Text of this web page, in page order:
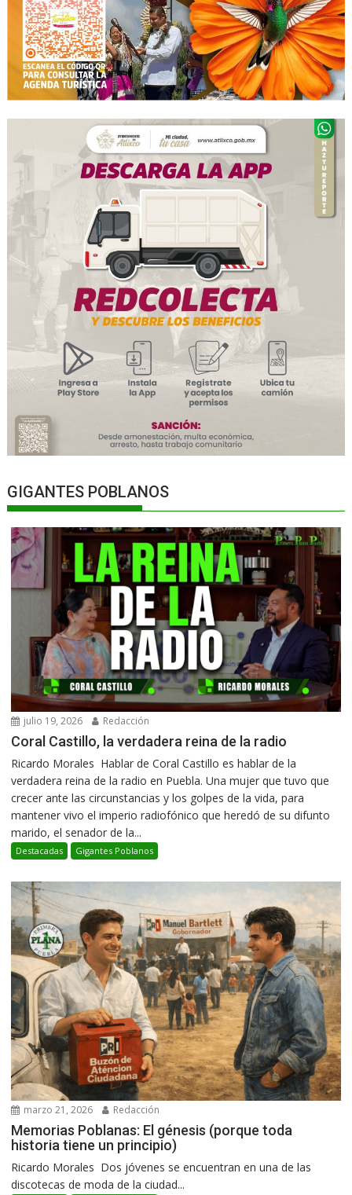
GIGANTES POBLANOS
julio 19, 2026 Redacción
Coral Castillo, la verdadera reina de la radio
Ricardo Morales Hablar de Coral Castillo es hablar de la
verdadera reina de la radio en Puebla. Una mujer que tuvo que
crecer ante las circunstancias y los golpes de la vida, para
mantener vivo el imperio radiofónico que heredó de su difunto
marido, el senador de la...
Destacadas Gigantes Poblanos
marzo 21, 2026 Redacción
Memorias Poblanas: El génesis (porque toda
historia tiene un principio)
Ricardo Morales Dos jóvenes se encuentran en una de las
discotecas de moda de la ciudad...